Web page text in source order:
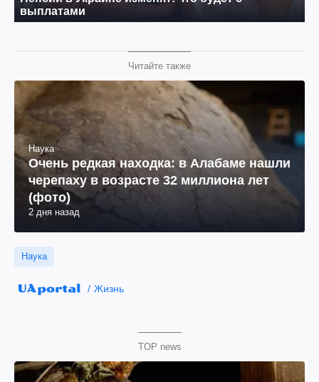
Читайте также
Наука
Очень редкая находка: в Алабаме нашли
черепаху в возрасте 32 миллиона лет
(фото)
2 дня назад
Наука
Жизнь
TOP news